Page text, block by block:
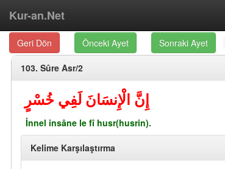
Kur-an.Net
Geri Dön Önceki Ayet Sonraki Ayet
103. Sûre Asr/2
إِنَّ الْإِنسَانَ لَفِي خُسْرٍ
İnnel insâne le fî husr(husrin).
Kelime Karşılaştırma